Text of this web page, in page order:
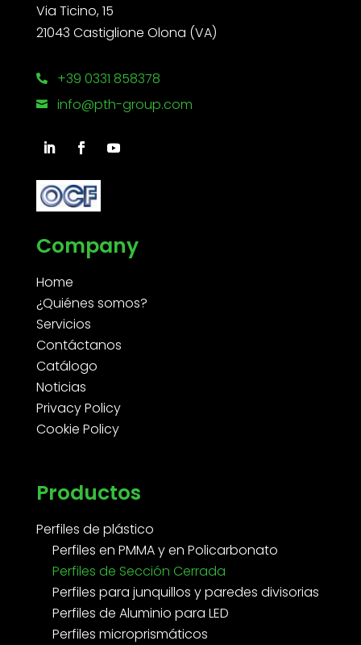
Via Ticino, 15
21043 Castiglione Olona (VA)
 +39 0331 858378
 info@pth-group.com
Company
Home
¿Quiénes somos?
Servicios
Contáctanos
Catálogo
Noticias
Privacy Policy
Cookie Policy
Productos
Perfiles de plástico
Perfiles en PMMA y en Policarbonato
Perfiles de Sección Cerrada
Perfiles para junquillos y paredes divisorias
Perfiles de Aluminio para LED
Perfiles microprismáticos